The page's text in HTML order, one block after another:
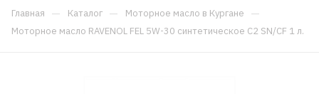
Главная — Каталог — Моторное масло в Кургане —
Моторное масло RAVENOL FEL 5W-30 синтетическое C2 SN/CF 1 л.